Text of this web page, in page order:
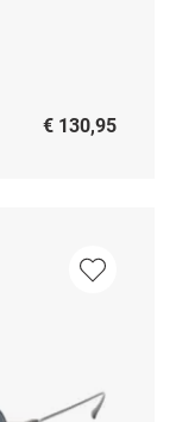
€ 130,95